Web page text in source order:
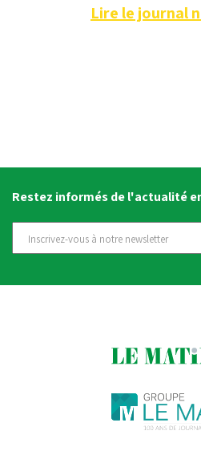
Lire le journal
Restez informés de l'actualité